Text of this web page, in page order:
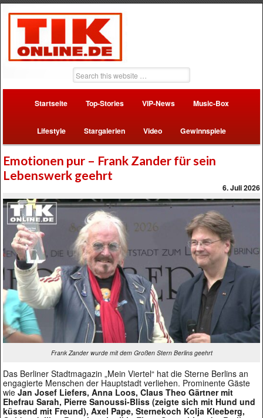
Startseite Top-Stories VIP-News Music-Box
Lifestyle Stargalerien Video Gewinnspiele
Emotionen pur – Frank Zander für sein
Lebenswerk geehrt
6. Juli 2026
Frank Zander wurde mit dem Großen Stern Berlins geehrt
Das Berliner Stadtmagazin „Mein Viertel“ hat die Sterne Berlins an
engagierte Menschen der Hauptstadt verliehen. Prominente Gäste
wieJan Josef Liefers, Anna Loos, Claus Theo Gärtner mit
Ehefrau Sarah, Pierre Sanoussi-Bliss (zeigte sich mit Hund und
küssend mit Freund), Axel Pape, Sternekoch Kolja Kleeberg,